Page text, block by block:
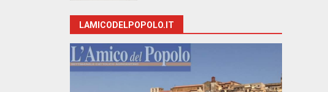
LAMICODELPOPOLO.IT